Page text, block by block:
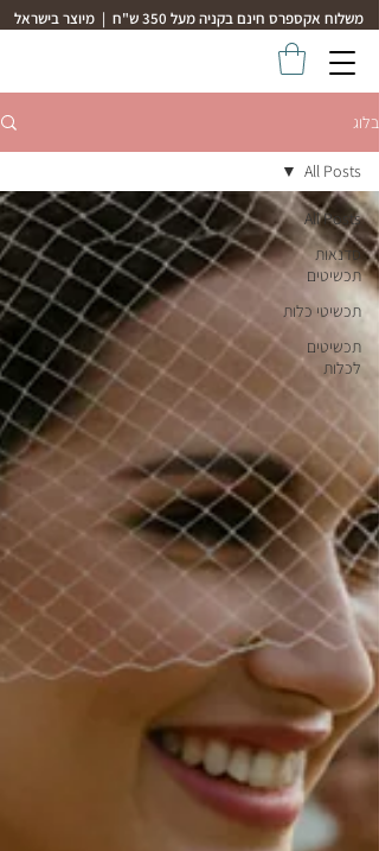
משלוח אקספרס חינם בקניה מעל 350 ש"ח | מיוצר בישראל
בלוג
All Posts
סדנאות
תכשיטים
תכשיטי כלות
תכשיטים
לכלות
All Posts